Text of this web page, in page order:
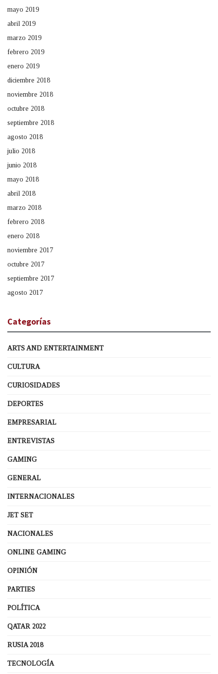
mayo 2019
abril 2019
marzo 2019
febrero 2019
enero 2019
diciembre 2018
noviembre 2018
octubre 2018
septiembre 2018
agosto 2018
julio 2018
junio 2018
mayo 2018
abril 2018
marzo 2018
febrero 2018
enero 2018
noviembre 2017
octubre 2017
septiembre 2017
agosto 2017
Categorías
ARTS AND ENTERTAINMENT
CULTURA
CURIOSIDADES
DEPORTES
EMPRESARIAL
ENTREVISTAS
GAMING
GENERAL
INTERNACIONALES
JET SET
NACIONALES
ONLINE GAMING
OPINIÓN
PARTIES
POLÍTICA
QATAR 2022
RUSIA 2018
TECNOLOGÍA